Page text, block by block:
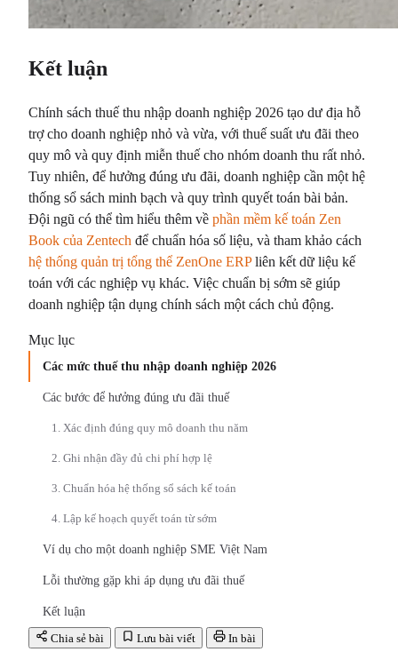
Kết luận
Chính sách thuế thu nhập doanh nghiệp 2026 tạo dư địa hỗ
trợ cho doanh nghiệp nhỏ và vừa, với thuế suất ưu đãi theo
quy mô và quy định miễn thuế cho nhóm doanh thu rất nhỏ.
Tuy nhiên, để hưởng đúng ưu đãi, doanh nghiệp cần một hệ
thống sổ sách minh bạch và quy trình quyết toán bài bản.
Đội ngũ có thể tìm hiểu thêm về phần mềm kế toán Zen
Book của Zentech để chuẩn hóa số liệu, và tham khảo cách
hệ thống quản trị tổng thể ZenOne ERPliên kết dữ liệu kế
toán với các nghiệp vụ khác. Việc chuẩn bị sớm sẽ giúp
doanh nghiệp tận dụng chính sách một cách chủ động.
Mục lục
Các mức thuế thu nhập doanh nghiệp 2026
Các bước để hưởng đúng ưu đãi thuế
1. Xác định đúng quy mô doanh thu năm
2. Ghi nhận đầy đủ chi phí hợp lệ
3. Chuẩn hóa hệ thống sổ sách kế toán
4. Lập kế hoạch quyết toán từ sớm
Ví dụ cho một doanh nghiệp SME Việt Nam
Lỗi thường gặp khi áp dụng ưu đãi thuế
Kết luận
Chia sẻ bài
Lưu bài viết In bài